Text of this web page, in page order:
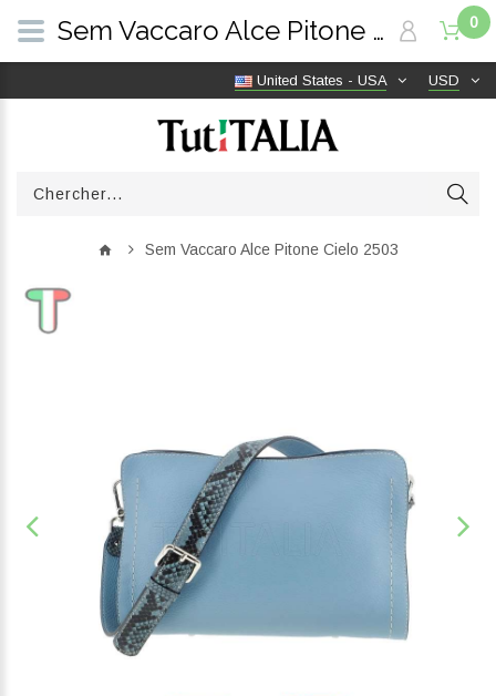
USD
United States - USA
0
Sem Vaccaro Alce Pitone Cielo 2503
Sem Vaccaro Alce Pitone Cielo 2503 | TutITALIA